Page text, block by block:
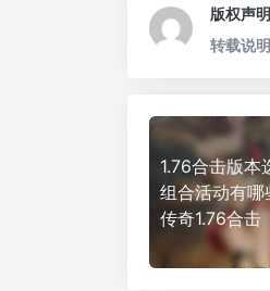
版权声明
转载说明
1.76合击版本
组合活动有哪
传奇1.76合击